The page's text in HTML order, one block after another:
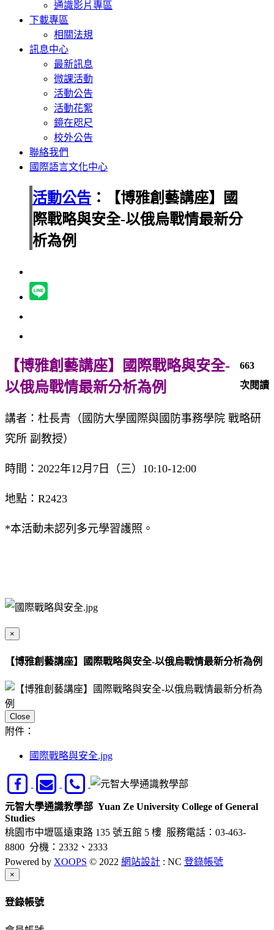
通識影片專區
下載專區
相關法規
訊息中心
最新訊息
微課活動
活動公告
活動花絮
鏡在咫尺
校外公告
聯絡我們
國際語言文化中心
活動公告 ：【博雅創藝講座】國
際戰略與安全-以俄烏戰情最新分
析為例
663
次閱讀
【博雅創藝講座】國際戰略與安全-
以俄烏戰情最新分析為例
講者：杜長青（國防大學國際與國防事務學院 戰略研
究所 副教授）
時間：2022年12月7日（三）10:10-12:00
地點：R2423
*本活動未認列多元學習護照。
×
【博雅創藝講座】國際戰略與安全-以俄烏戰情最新分析為例
Close
附件：
國際戰略與安全.jpg
元智大學通識教學部 Yuan Ze University College of General
Studies
桃園市中壢區遠東路 135 號五館 5 樓 服務電話：03-463-
8800 分機：2332、2333
Powered by XOOPS © 2022 網站設計 : NC 登錄帳號
×
登錄帳號